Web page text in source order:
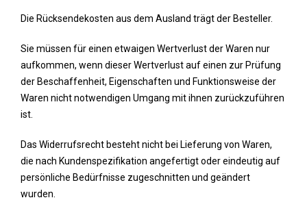
Die Rücksendekosten aus dem Ausland trägt der Besteller.
Sie müssen für einen etwaigen Wertverlust der Waren nur
aufkommen, wenn dieser Wertverlust auf einen zur Prüfung
der Beschaffenheit, Eigenschaften und Funktionsweise der
Waren nicht notwendigen Umgang mit ihnen zurückzuführen
ist.
Das Widerrufsrecht besteht nicht bei Lieferung von Waren,
die nach Kundenspezifikation angefertigt oder eindeutig auf
persönliche Bedürfnisse zugeschnitten und geändert
wurden.